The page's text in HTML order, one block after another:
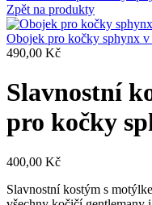
Zpět na produkty
Obojek pro kočky sphynx
490,00 Kč
Slavnostní
pro kočky
400,00 Kč
Slavnostní kostým s